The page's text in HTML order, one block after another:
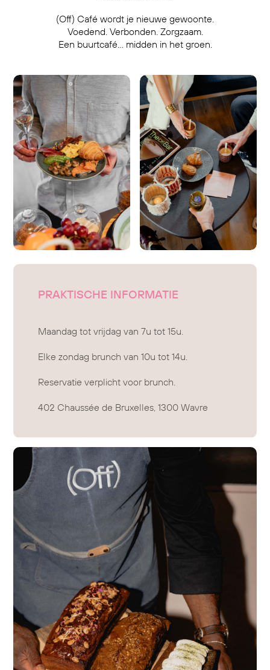
(Off) Café wordt je nieuwe gewoonte.
Voedend. Verbonden. Zorgzaam.
Een buurtcafé… midden in het groen.
PRAKTISCHE INFORMATIE
Maandag tot vrijdag van 7u tot 15u.
Elke zondag brunch van 10u tot 14u.
Reservatie verplicht voor brunch.
402 Chaussée de Bruxelles, 1300 Wavre